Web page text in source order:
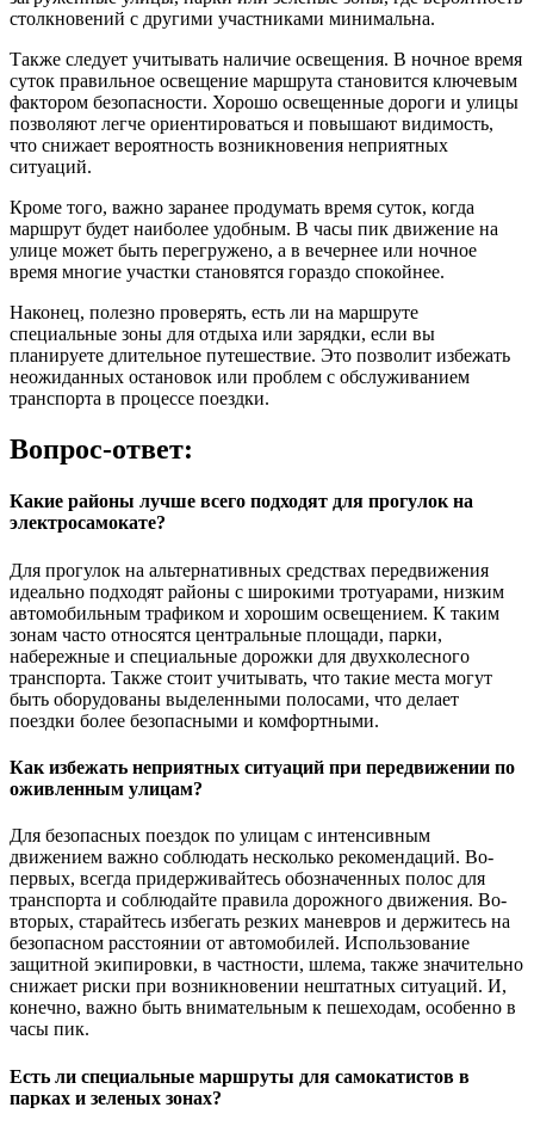
столкновений с другими участниками минимальна.
Также следует учитывать наличие освещения. В ночное время
суток правильное освещение маршрута становится ключевым
фактором безопасности. Хорошо освещенные дороги и улицы
позволяют легче ориентироваться и повышают видимость,
что снижает вероятность возникновения неприятных
ситуаций.
Кроме того, важно заранее продумать время суток, когда
маршрут будет наиболее удобным. В часы пик движение на
улице может быть перегружено, а в вечернее или ночное
время многие участки становятся гораздо спокойнее.
Наконец, полезно проверять, есть ли на маршруте
специальные зоны для отдыха или зарядки, если вы
планируете длительное путешествие. Это позволит избежать
неожиданных остановок или проблем с обслуживанием
транспорта в процессе поездки.
Вопрос-ответ:
Какие районы лучше всего подходят для прогулок на
электросамокате?
Для прогулок на альтернативных средствах передвижения
идеально подходят районы с широкими тротуарами, низким
автомобильным трафиком и хорошим освещением. К таким
зонам часто относятся центральные площади, парки,
набережные и специальные дорожки для двухколесного
транспорта. Также стоит учитывать, что такие места могут
быть оборудованы выделенными полосами, что делает
поездки более безопасными и комфортными.
Как избежать неприятных ситуаций при передвижении по
оживленным улицам?
Для безопасных поездок по улицам с интенсивным
движением важно соблюдать несколько рекомендаций. Во-
первых, всегда придерживайтесь обозначенных полос для
транспорта и соблюдайте правила дорожного движения. Во-
вторых, старайтесь избегать резких маневров и держитесь на
безопасном расстоянии от автомобилей. Использование
защитной экипировки, в частности, шлема, также значительно
снижает риски при возникновении нештатных ситуаций. И,
конечно, важно быть внимательным к пешеходам, особенно в
часы пик.
Есть ли специальные маршруты для самокатистов в
парках и зеленых зонах?